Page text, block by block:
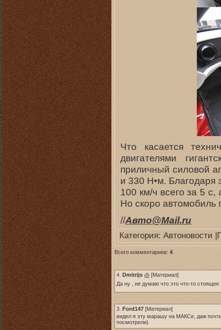
Что касается
двигателями
приличный силовой
и 330 Н•м. Благодаря
100 км/ч всего за 5
Но скоро автомобиль
//Авто@Mail.ru
Категория: Автоновости
Всего комментариев: 4
4. Dmitrijs [Материал]
Да ну , не думаю что это что-то
3. Ford147 [Материал]
видел я эту марашу на МАКСе, даж
посмотрели)